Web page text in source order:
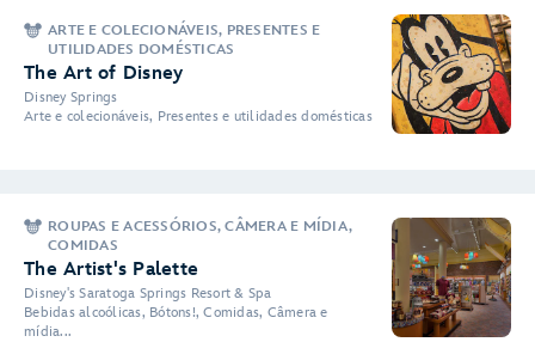
ARTE E COLECIONÁVEIS, PRESENTES E
UTILIDADES DOMÉSTICAS
The Art of Disney
Disney Springs
Arte e colecionáveis, Presentes e utilidades domésticas
ROUPAS E ACESSÓRIOS, CÂMERA E MÍDIA,
COMIDAS
The Artist's Palette
Disney's Saratoga Springs Resort & Spa
Bebidas alcoólicas, Bótons!, Comidas, Câmera e
mídia...